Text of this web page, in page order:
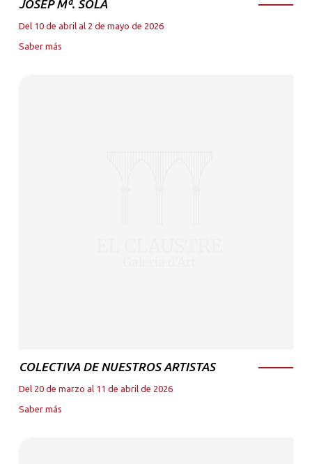
JOSEP Mª. SOLA
Del 10 de abril al 2 de mayo de 2026
Saber más
COLECTIVA DE NUESTROS ARTISTAS
Del 20 de marzo al 11 de abril de 2026
Saber más